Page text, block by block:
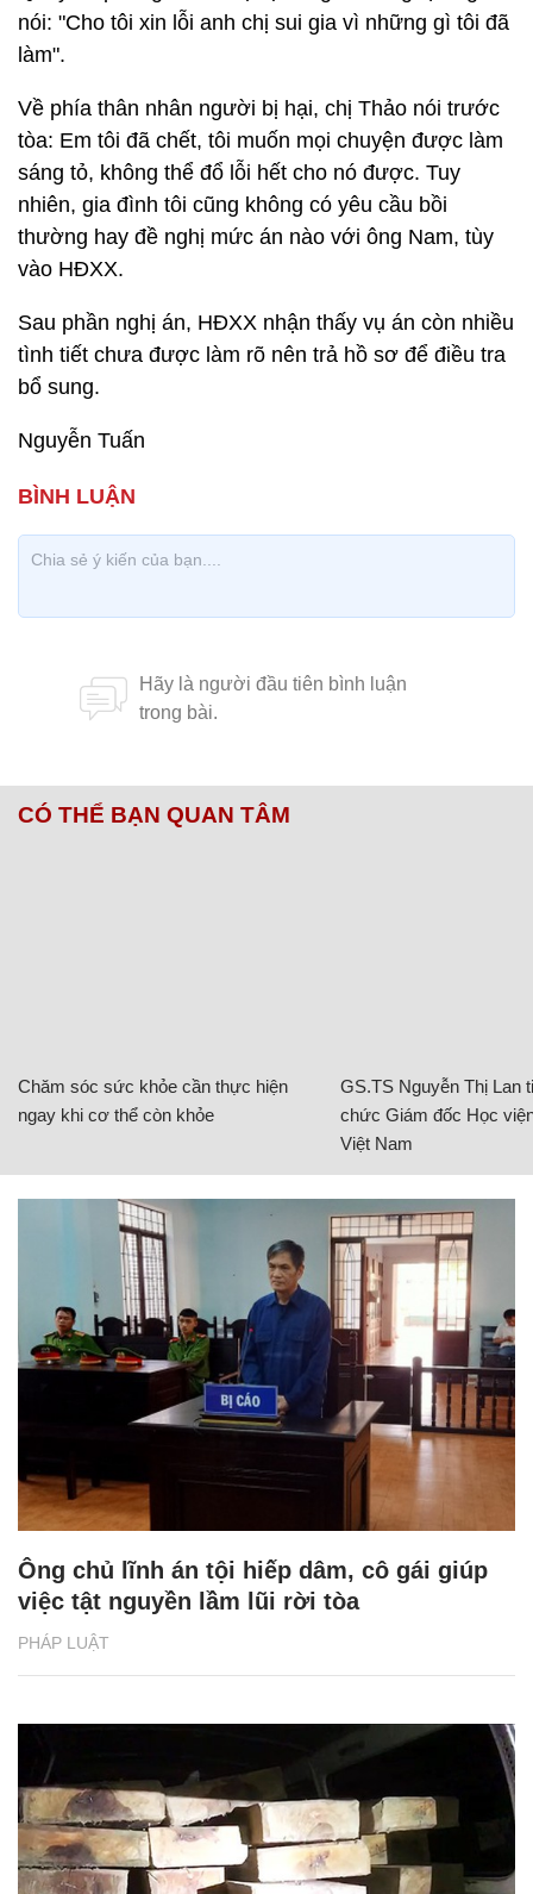
nói: "Cho tôi xin lỗi anh chị sui gia vì những gì tôi đã
làm".
Về phía thân nhân người bị hại, chị Thảo nói trước
tòa: Em tôi đã chết, tôi muốn mọi chuyện được làm
sáng tỏ, không thể đổ lỗi hết cho nó được. Tuy
nhiên, gia đình tôi cũng không có yêu cầu bồi
thường hay đề nghị mức án nào với ông Nam, tùy
vào HĐXX.
Sau phần nghị án, HĐXX nhận thấy vụ án còn nhiều
tình tiết chưa được làm rõ nên trả hồ sơ để điều tra
bổ sung.
Nguyễn Tuấn
CÓ THỂ BẠN QUAN TÂM
Chăm sóc sức khỏe cần thực hiện
ngay khi cơ thể còn khỏe
GS.TS Nguyễn Thị Lan
chức Giám đốc Học
Việt Nam
PHÁP LUẬT
Ông chủ lĩnh án tội hiếp dâm, cô gái giúp
việc tật nguyền lầm lũi rời tòa